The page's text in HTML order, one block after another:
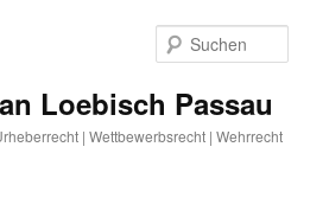
Loebisch Passau
| Wettbewerbsrecht | Wehrrecht